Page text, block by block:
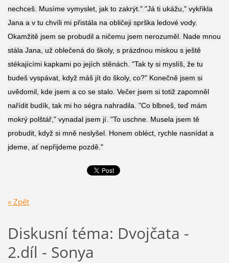
nechceš. Musíme vymyslet, jak to zakrýt." "Já ti ukážu," vykřikla
Jana a v tu chvíli mi přistála na obličeji sprška ledové vody.
Okamžitě jsem se probudil a ničemu jsem nerozuměl. Nade mnou
stála Jana, už oblečená do školy, s prázdnou miskou s ještě
stékajícími kapkami po jejích stěnách. "Tak ty si myslíš, že tu
budeš vyspávat, když máš jít do školy, co?" Konečně jsem si
uvědomil, kde jsem a co se stalo. Večer jsem si totiž zapomněl
nařídit budík, tak mi ho ségra nahradila. "Co blbneš, teď mám
mokrý polštář," vynadal jsem jí. "To uschne. Musela jsem tě
probudit, když si mně neslyšel. Honem obléct, rychle nasnídat a
jdeme, ať nepřijdeme pozdě."
« Zpět
Diskusní téma: Dvojčata -
2.díl - Sonya